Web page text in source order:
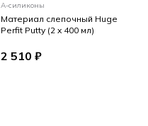
А-силиконы
Материал слепочный Huge
Perfit Putty (2 x 400 мл)
2 510 ₽